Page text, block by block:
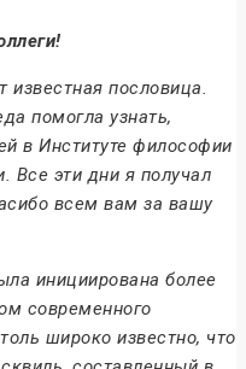
известная пословица.
помогла узнать,
в Институте философии
Все эти дни я получал
всем вам за вашу
инициирована более
современного
широко известно, что